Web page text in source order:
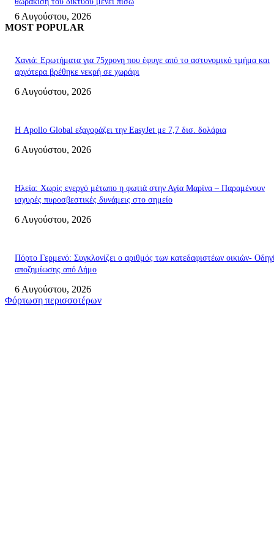
6 Αυγούστου, 2026
MOST POPULAR
Χανιά: Ερωτήματα για 75χρονη που έφυγε από το αστυνομικό τμήμα και
αργότερα βρέθηκε νεκρή σε χωράφι
6 Αυγούστου, 2026
Η Apollo Global εξαγοράζει την EasyJet με 7,7 δισ. δολάρια
6 Αυγούστου, 2026
Ηλεία: Χωρίς ενεργό μέτωπο η φωτιά στην Αγία Μαρίνα – Παραμένουν
ισχυρές πυροσβεστικές δυνάμεις στο σημείο
6 Αυγούστου, 2026
Πόρτο Γερμενό: Συγκλονίζει ο αριθμός των κατεδαφιστέων οικιών-
αποζημίωσης από Δήμο
6 Αυγούστου, 2026
Φόρτωση περισσοτέρων